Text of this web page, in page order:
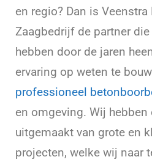
en regio? Dan is
Zaagbedrijf de partner
hebben door de jaren
ervaring op weten te
professioneel
en omgeving. Wij hebben
uitgemaakt van grote en
projecten, welke wij naar